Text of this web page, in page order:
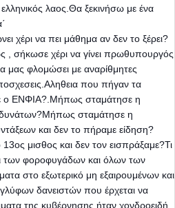
λαος.Θα ξεκινήσω με ένα
χέρι να πει μάθημα αν δεν το ξέρει?
, σήκωσε χέρι να γίνει πρωθυπουργός
μας φλομώσει με αναρίθμητες
που πήγαν τα
ο ΕΝΦΙΑ?.Μήπως σταμάτησε η
άτων?Μήπως σταμάτησε η
και δεν το πήραμε είδηση?
μισθος και δεν τον εισπράξαμε?Τι
των φοροφυγάδων και όλων των
στο εξωτερικό μη εξαιρουμένων και
δανειστών που έρχεται να
της κυβέρνησης ήταν χονδροειδή